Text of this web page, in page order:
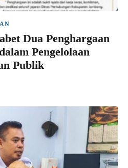
Dua Penghargaan
Pengelolaan
Publik